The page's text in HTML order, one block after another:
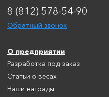
8 (812) 578-54-90
Обратный звонок
О предприятии
Разработка под заказ
Статьи о весах
Наши награды